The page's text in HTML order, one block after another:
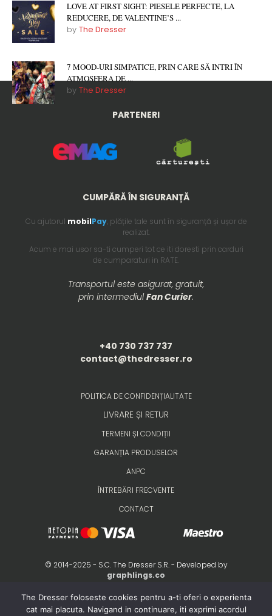
LOVE AT FIRST SIGHT: PIESELE PERFECTE, LA
REDUCERE, DE VALENTINE’S ...
by The Dresser
7 MOOD-URI SIMPATICE, PRIN CARE SĂ INTRI ÎN
ATMOSFERA DE ...
by The Dresser
PARTENERI
CUMPĂRĂ ÎN SIGURANȚĂ
Cu ajutorul mobilPay, plățile tale sunt în siguranță și ușor de
realizat.
Acum e mai usor sa-ti cumperi tot ce iti doresti prin carduri
de cumparaturi in RATE.
Transportul este asigurat, gratuit,
prin intermediulFan Curier.
+40 730 737 737
contact@thedresser.ro
POLITICA DE CONFIDENȚIALITATE
LIVRARE ȘI RETUR
TERMENI ȘI CONDIȚII
GARANȚIA PRODUSELOR
ANPC
ÎNTREBĂRI FRECVENTE
CONTACT
© 2014-2025 - S.C. The Dresser S.R. - Developed by
graphlings.co
The Dresser foloseste cookies pentru a-ti oferi o experienta
cat mai placuta. Navigand in continuare, iti exprimi acordul